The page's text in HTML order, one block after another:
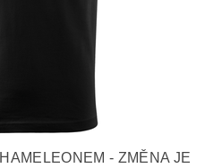
- ZMĚNA JE